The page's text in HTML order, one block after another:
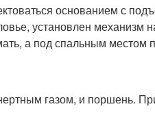
основанием с
установлен механизм
а под спальным местом
газом, и поршень.